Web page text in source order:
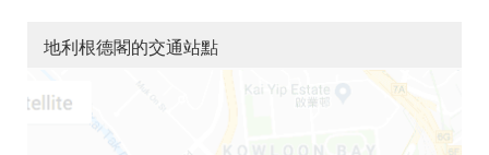
地利根德閣的交通站點